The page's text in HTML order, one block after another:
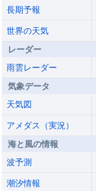
長期予報
世界の天気
レーダー
雨雲レーダー
気象データ
天気図
アメダス（実況）
海と風の情報
波予測
潮汐情報